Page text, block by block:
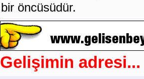
bir öncüsüdür.
Gelişimin adresi...